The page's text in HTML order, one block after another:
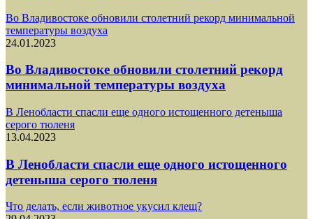
Во Владивостоке обновили столетний рекорд минимальной
температуры воздуха
24.01.2023
Во Владивостоке обновили столетний рекорд
минимальной температуры воздуха
В Ленобласти спасли еще одного истощенного детеныша
серого тюленя
13.04.2023
В Ленобласти спасли еще одного истощенного
детеныша серого тюленя
Что делать, если животное укусил клещ?